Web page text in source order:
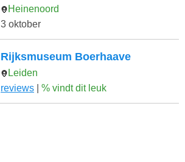
Heinenoord
3 oktober
Rijksmuseum Boerhaave
Leiden
reviews
% vindt dit leuk